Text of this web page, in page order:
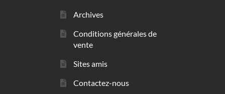
Archives
Conditions générales de
vente
Sites amis
Contactez-nous